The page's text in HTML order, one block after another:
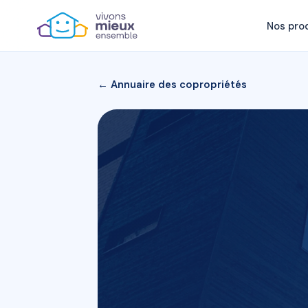
Nos
← Annuaire des copropriétés